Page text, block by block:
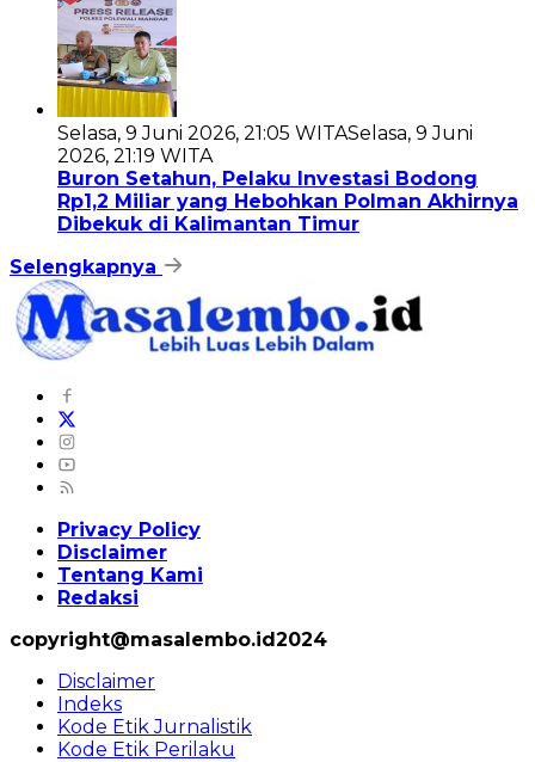
Selasa, 9 Juni 2026, 21:05 WITASelasa, 9 Juni
2026, 21:19 WITA
Buron Setahun, Pelaku Investasi Bodong
Rp1,2 Miliar yang Hebohkan Polman Akhirnya
Dibekuk di Kalimantan Timur
Selengkapnya
Privacy Policy
Disclaimer
Tentang Kami
Redaksi
copyright@masalembo.id2024
Disclaimer
Indeks
Kode Etik Jurnalistik
Kode Etik Perilaku